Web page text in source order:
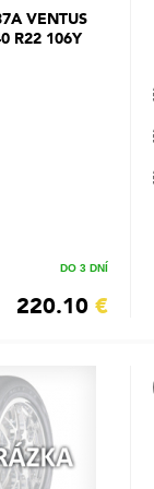
VENTUS
R22 106Y
DO 3 DNÍ
220.10 €